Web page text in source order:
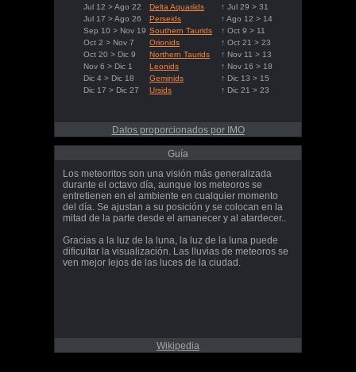
Jul 12 > Ago 22
Delta Aquariids
↑ Jul 29 > 31
Jul 17 > Ago 26
Perseids
↑ Ago 12 > 14
Sep 10 > Nov 19 Southern Taurids
↑ Oct 9 > 11
Oct 2 > Nov 7
Orionids
↑ Oct 21 > 23
Oct 20 > Dic 9
Northern Taurids
↑ Nov 11 > 13
Nov 6 > Dic 1
Leonids
↑ Nov 16 > 18
Dic 4 > Dic 18
Geminids
↑ Dic 13 > 15
Dic 17 > Dic 27
Ursids ↑ Dic 21 > 23
Datos proporcionados por IMO
Guía
Los meteoritos son una visión más generalizada
durante el octavo día, aunque los meteoros se
entretienen en el ambiente en cualquier momento
del día. Se ajustan a su posición y se colocan en la
mitad de la parte desde el amanecer y al atardecer..
Gracias a la luz de la luna, la luz de la luna puede
dificultar la visualización. Las lluvias de meteoros se
ven mejor lejos de las luces de la ciudad.
Wikipedia